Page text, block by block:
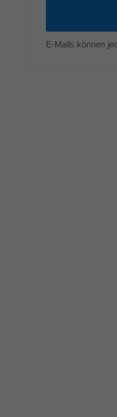
E-Mails können